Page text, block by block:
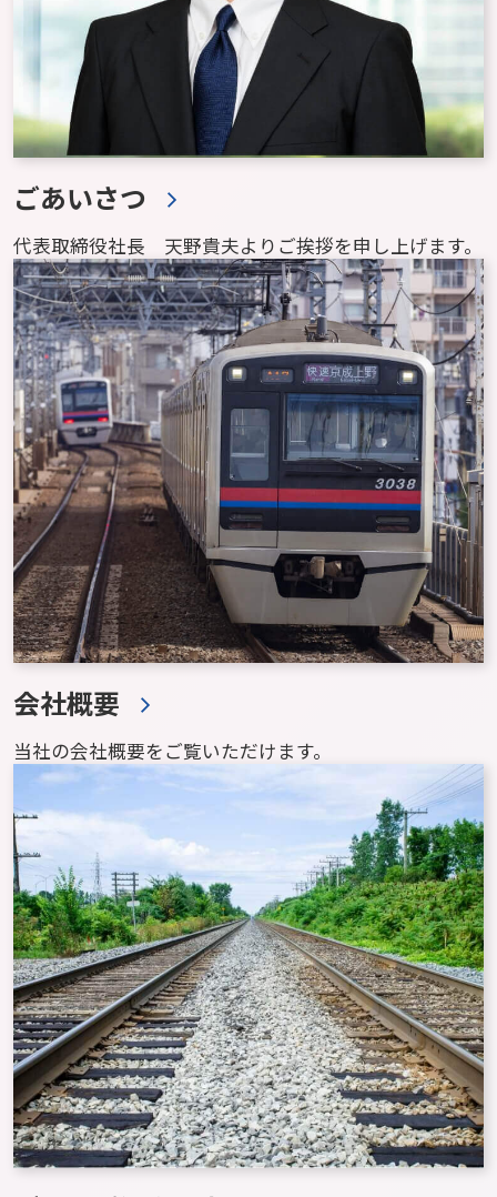
ごあいさつ
代表取締役社長 天野貴夫よりご挨拶を申し上げます。
会社概要
当社の会社概要をご覧いただけます。